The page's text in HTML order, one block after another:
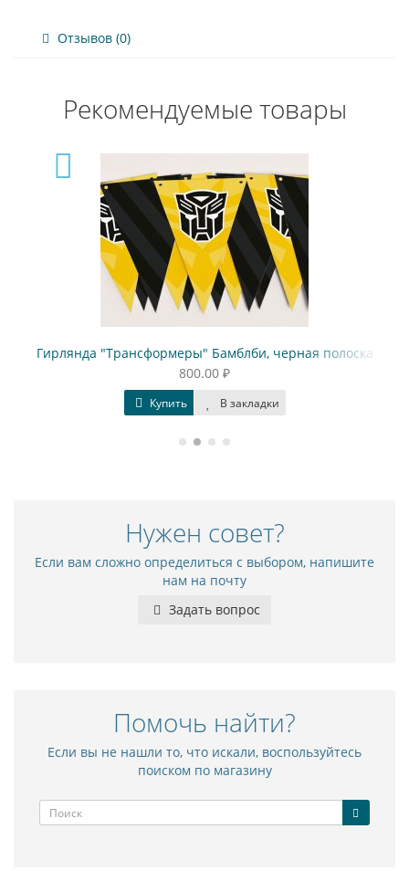
Отзывов (0)
Рекомендуемые товары
Гирлянда "Трансформеры" Бамблби, черная полоска
800.00 ₽
Купить В закладки
Нужен совет?
Если вам сложно определиться с выбором, напишите
нам на почту
Задать вопрос
Помочь найти?
Если вы не нашли то, что искали, воспользуйтесь
поиском по магазину